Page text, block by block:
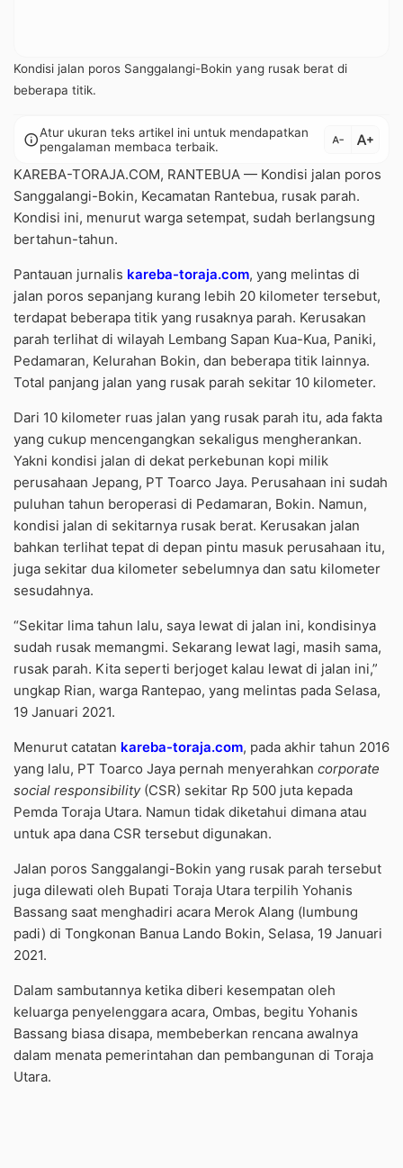
Kondisi jalan poros Sanggalangi-Bokin yang rusak berat di
beberapa titik.
infoAtur ukuran teks artikel ini untuk mendapatkan
pengalaman membaca terbaik.
text_decrease text_increase
KAREBA-TORAJA.COM, RANTEBUA — Kondisi jalan poros
Sanggalangi-Bokin, Kecamatan Rantebua, rusak parah.
Kondisi ini, menurut warga setempat, sudah berlangsung
bertahun-tahun.
Pantauan jurnalis kareba-toraja.com, yang melintas di
jalan poros sepanjang kurang lebih 20 kilometer tersebut,
terdapat beberapa titik yang rusaknya parah. Kerusakan
parah terlihat di wilayah Lembang Sapan Kua-Kua, Paniki,
Pedamaran, Kelurahan Bokin, dan beberapa titik lainnya.
Total panjang jalan yang rusak parah sekitar 10 kilometer.
Dari 10 kilometer ruas jalan yang rusak parah itu, ada fakta
yang cukup mencengangkan sekaligus mengherankan.
Yakni kondisi jalan di dekat perkebunan kopi milik
perusahaan Jepang, PT Toarco Jaya. Perusahaan ini sudah
puluhan tahun beroperasi di Pedamaran, Bokin. Namun,
kondisi jalan di sekitarnya rusak berat. Kerusakan jalan
bahkan terlihat tepat di depan pintu masuk perusahaan itu,
juga sekitar dua kilometer sebelumnya dan satu kilometer
sesudahnya.
“Sekitar lima tahun lalu, saya lewat di jalan ini, kondisinya
sudah rusak memangmi. Sekarang lewat lagi, masih sama,
rusak parah. Kita seperti berjoget kalau lewat di jalan ini,”
ungkap Rian, warga Rantepao, yang melintas pada Selasa,
19 Januari 2021.
Menurut catatan kareba-toraja.com, pada akhir tahun 2016
yang lalu, PT Toarco Jaya pernah menyerahkan corporate
social responsibility(CSR) sekitar Rp 500 juta kepada
Pemda Toraja Utara. Namun tidak diketahui dimana atau
untuk apa dana CSR tersebut digunakan.
Jalan poros Sanggalangi-Bokin yang rusak parah tersebut
juga dilewati oleh Bupati Toraja Utara terpilih Yohanis
Bassang saat menghadiri acara Merok Alang (lumbung
padi) di Tongkonan Banua Lando Bokin, Selasa, 19 Januari
2021.
Dalam sambutannya ketika diberi kesempatan oleh
keluarga penyelenggara acara, Ombas, begitu Yohanis
Bassang biasa disapa, membeberkan rencana awalnya
dalam menata pemerintahan dan pembangunan di Toraja
Utara.